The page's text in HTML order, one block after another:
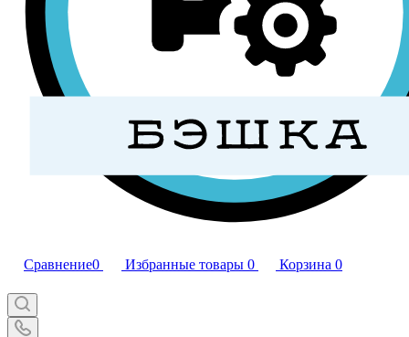
Сравнение0 Избранные товары 0 Корзина 0